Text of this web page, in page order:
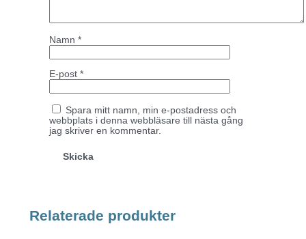
Namn *
E-post *
Spara mitt namn, min e-postadress och
webbplats i denna webbläsare till nästa gång
jag skriver en kommentar.
Relaterade produkter